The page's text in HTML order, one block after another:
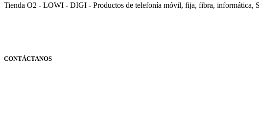
Tienda O2 - LOWI - DIGI - Productos de telefonía móvil, fija, fibra, informática,
CONTÁCTANOS